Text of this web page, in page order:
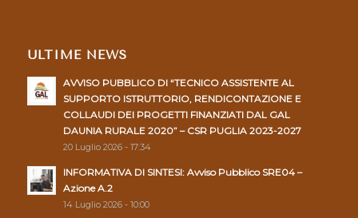
ULTIME NEWS
AVVISO PUBBLICO DI “TECNICO ASSISTENTE AL
SUPPORTO ISTRUTTORIO, RENDICONTAZIONE E
COLLAUDI DEI PROGETTI FINANZIATI DAL GAL
DAUNIA RURALE 2020” – CSR PUGLIA 2023-2027
20 Luglio 2026 - 17:34
INFORMATIVA DI SINTESI: Avviso Pubblico SRE04 –
Azione A.2
14 Luglio 2026 - 10:00